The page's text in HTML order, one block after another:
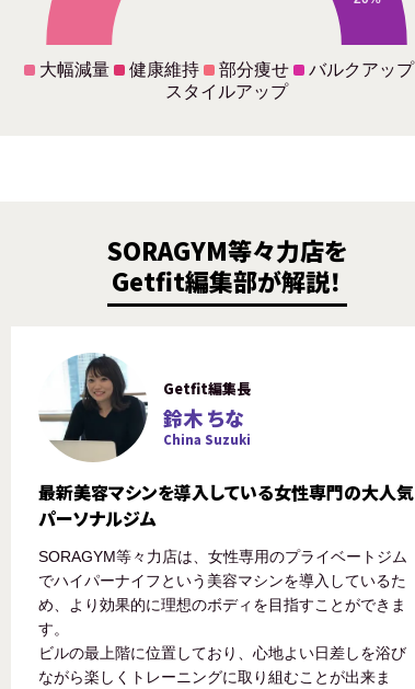
大幅減量 健康維持 部分痩せ
バルクアップ
スタイルアップ
SORAGYM等々力店を
Getfit編集部が解説！
Getfit編集長
鈴木 ちな
China Suzuki
最新美容マシンを導入している女性専門の大人気
パーソナルジム
SORAGYM等々力店は、女性専用のプライベートジム
でハイパーナイフという美容マシンを導入しているた
め、より効果的に理想のボディを目指すことができま
す。
ビルの最上階に位置しており、心地よい日差しを浴び
ながら楽しくトレーニングに取り組むことが出来ま